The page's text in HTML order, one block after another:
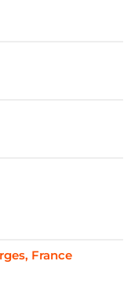
France